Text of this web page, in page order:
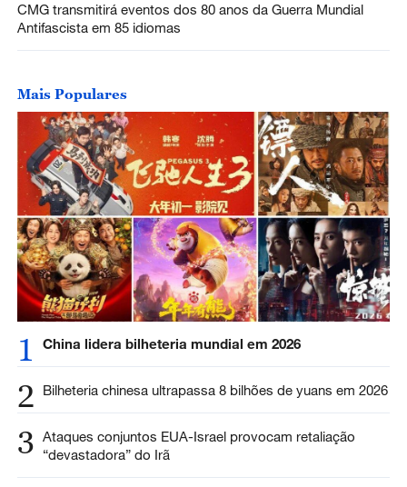
CMG transmitirá eventos dos 80 anos da Guerra Mundial
Antifascista em 85 idiomas
Mais Populares
1 China lidera bilheteria mundial em 2026
2 Bilheteria chinesa ultrapassa 8 bilhões de yuans em 2026
3 Ataques conjuntos EUA-Israel provocam retaliação
“devastadora” do Irã